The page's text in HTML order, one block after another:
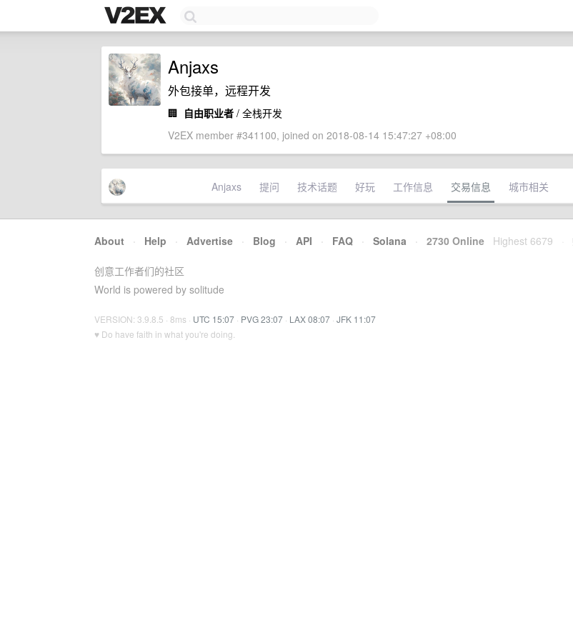
Anjaxs
外包接单，远程开发
🏢 自由职业者 / 全栈开发
V2EX member #341100, joined on 2018-08-14 15:47:27 +08:00
Anjaxs 提问 技术话题 好玩 工作信息 交易信息 城市相关
About · Help · Advertise · Blog · API · FAQ · Solana · 2730 Online Highest 6679
创意工作者们的社区
World is powered by solitude
VERSION: 3.9.8.5 · 8ms · UTC 15:07 · PVG 23:07 · LAX 08:07 · JFK 11:07
♥ Do have faith in what you're doing.